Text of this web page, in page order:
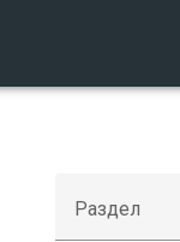
Раздел